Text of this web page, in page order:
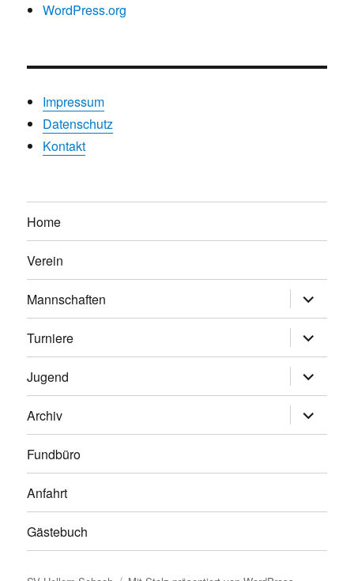
WordPress.org
Impressum
Datenschutz
Kontakt
Home
Verein
Mannschaften
anzeigen
Turniere
anzeigen
Jugend
anzeigen
Archiv
anzeigen
Fundbüro
Anfahrt
Gästebuch